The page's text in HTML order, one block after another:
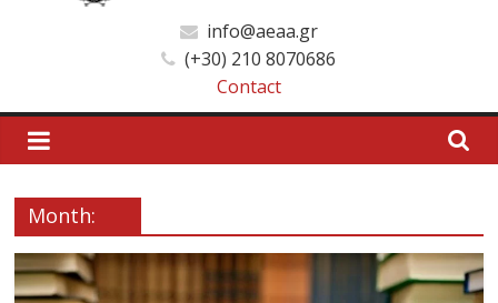
Ανώτατη
Εκκλησιαστική
Ακαδημία
Αθηνών
Ανώτατη
Εκκλησιαστική
info@aeaa.gr
(+30) 210 8070686
Contact
Month: